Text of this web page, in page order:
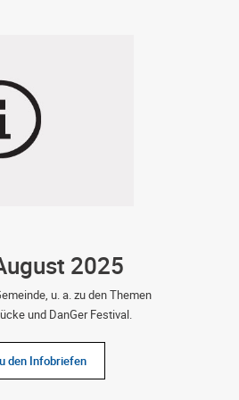
2025
u. a. zu den Themen
und DanGer Festival.
den Infobriefen